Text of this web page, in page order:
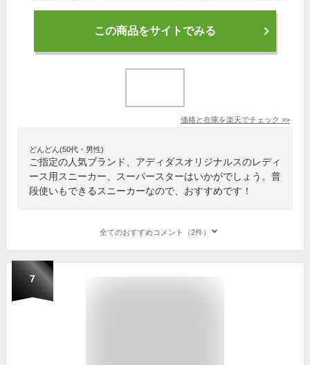
この商品をサイトでみる
価格と在庫を楽天でチェック >>
どんどん(50代・男性)
ご指定の人気ブランド、アディダスオリジナルスのレディ
ース用スニーカー、スーパースターはいかがでしょう。普
段使いもできるスニーカーなので、おすすめです！
全てのおすすめコメント（2件）
7